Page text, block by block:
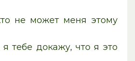
не может меня этому
тебе докажу, что я это